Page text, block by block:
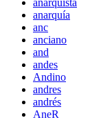
anarquista
anarquía
anc
anciano
and
andes
Andino
andres
andrés
AneR